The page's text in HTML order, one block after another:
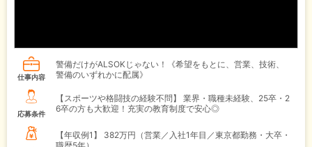
仕事内容
警備だけがALSOKじゃない！《希望をもとに、営業、技術、
警備のいずれかに配属》
応募条件
【スポーツや格闘技の経験不問】 業界・職種未経験、25卒・2
6卒の方も大歓迎！充実の教育制度で安心◎
【年収例1】
382万円（営業／入社1年目／東京都勤務・大卒・